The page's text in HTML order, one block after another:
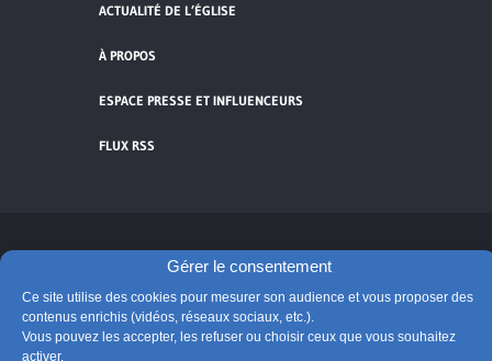
Gérer le consentement
Ce site utilise des cookies pour mesurer son audience et vous proposer des
contenus enrichis (vidéos, réseaux sociaux, etc.).
Vous pouvez les accepter, les refuser ou choisir ceux que vous souhaitez
activer.
ACTUALITÉ DE L’ÉGLISE
À PROPOS
ESPACE PRESSE ET INFLUENCEURS
FLUX RSS
Cliquez pour accepter les cookies de
contenu.
© Église catholique en France
Édité par la Conférence des évêques de France